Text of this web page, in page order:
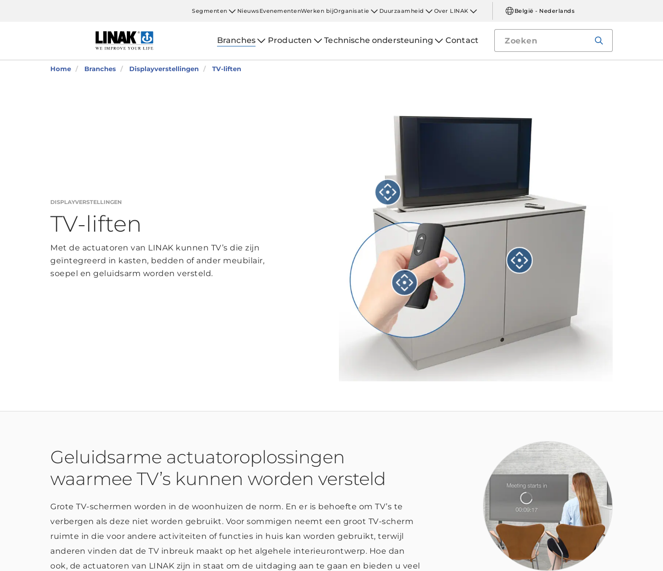
Segmenten NieuwsEvenementenWerken bijOrganisatie Duurzaamheid Over LINAK België - Nederlands
Branches Producten Technische ondersteuning Contact
Home Branches Displayverstellingen TV-liften
DISPLAYVERSTELLINGEN
TV-liften
Met de actuatoren van LINAK kunnen TV’s die zijn
geïntegreerd in kasten, bedden of ander meubilair,
soepel en geluidsarm worden versteld.
Geluidsarme actuatoroplossingen
waarmee TV’s kunnen worden versteld
Grote TV-schermen worden in de woonhuizen de norm. En er is behoefte om TV’s te
verbergen als deze niet worden gebruikt. Voor sommigen neemt een groot TV-scherm
ruimte in die voor andere activiteiten of functies in huis kan worden gebruikt, terwijl
anderen vinden dat de TV inbreuk maakt op het algehele interieurontwerp. Hoe dan
ook, de actuatoren van LINAK zijn in staat om de uitdaging aan te gaan en bieden u veel